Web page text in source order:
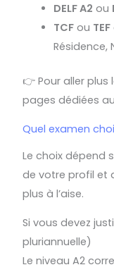
DELF A2 ou
TCF ou TEF
Résidence,
👉 Pour aller plus
pages dédiées au
Quel examen
Le choix dépend
de votre profil et
plus à l’aise.
Si vous devez
pluriannuelle)
Le niveau A2